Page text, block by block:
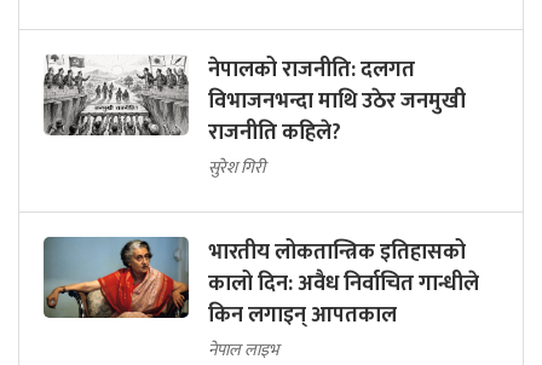
नेपालको राजनीति: दलगत
विभाजनभन्दा माथि उठेर जनमुखी
राजनीति कहिले?
सुरेश गिरी
भारतीय लोकतान्त्रिक इतिहासको
कालो दिन: अवैध निर्वाचित गान्धीले
किन लगाइन् आपतकाल
नेपाल लाइभ